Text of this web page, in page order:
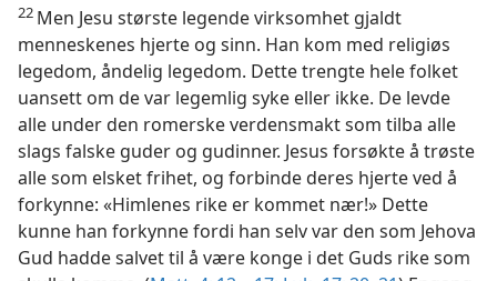
22 Men Jesu største legende virksomhet gjaldt
menneskenes hjerte og sinn. Han kom med religiøs
legedom, åndelig legedom. Dette trengte hele folket
uansett om de var legemlig syke eller ikke. De levde
alle under den romerske verdensmakt som tilba alle
slags falske guder og gudinner. Jesus forsøkte å trøste
alle som elsket frihet, og forbinde deres hjerte ved å
forkynne: «Himlenes rike er kommet nær!» Dette
kunne han forkynne fordi han selv var den som Jehova
Gud hadde salvet til å være konge i det Guds rike som